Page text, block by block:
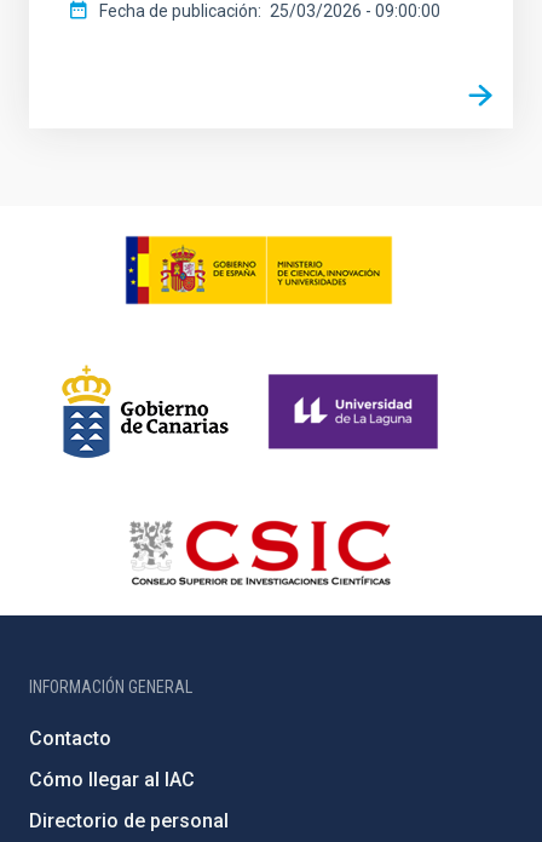
Fecha de publicación 25/03/2026 - 09:00:00
INFORMACIÓN GENERAL
Contacto
Cómo llegar al IAC
Directorio de personal